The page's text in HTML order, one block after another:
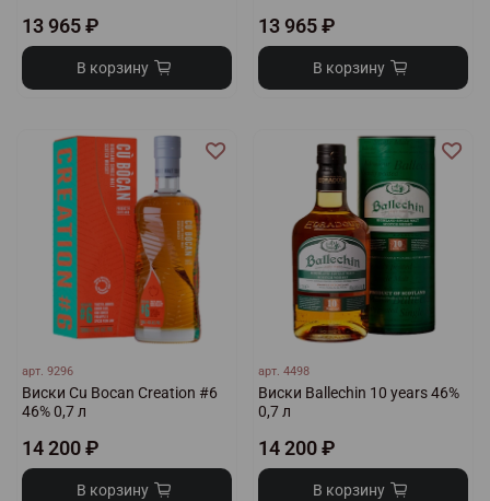
13 965 ₽
В корзину
13 965 ₽
В корзину
арт.9296
Виски Cu Bocan Creation #6
46% 0,7 л
14 200 ₽
В корзину
арт.4498
Виски Ballechin 10 years 46%
0,7 л
14 200 ₽
В корзину